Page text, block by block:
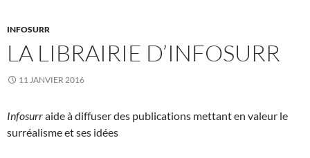
INFOSURR
LA LIBRAIRIE D’INFOSURR
11 JANVIER 2016
Infosurraide à diffuser des publications mettant en valeur le
surréalisme et ses idées